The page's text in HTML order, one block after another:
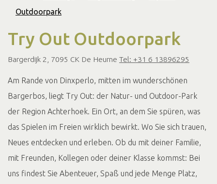
Outdoorpark
Try Out Outdoorpark
Bargerdijk 2, 7095 CK De Heurne Tel: +31 6 13896295
Am Rande von Dinxperlo, mitten im wunderschönen
Bargerbos, liegt Try Out: der Natur- und Outdoor-Park
der Region Achterhoek. Ein Ort, an dem Sie spüren, was
das Spielen im Freien wirklich bewirkt. Wo Sie sich trauen,
Neues entdecken und erleben. Ob du mit deiner Familie,
mit Freunden, Kollegen oder deiner Klasse kommst: Bei
uns findest Sie Abenteuer, Spaß und jede Menge Platz,